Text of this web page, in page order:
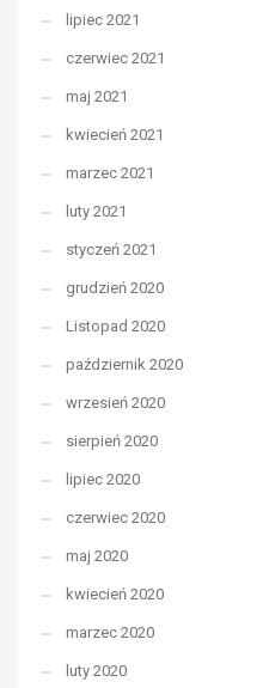
lipiec 2021
czerwiec 2021
maj 2021
kwiecień 2021
marzec 2021
luty 2021
styczeń 2021
grudzień 2020
Listopad 2020
październik 2020
wrzesień 2020
sierpień 2020
lipiec 2020
czerwiec 2020
maj 2020
kwiecień 2020
marzec 2020
luty 2020